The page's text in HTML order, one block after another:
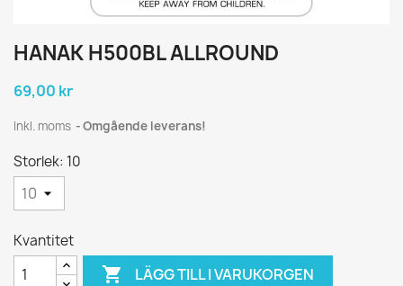
HANAK H500BL ALLROUND
69,00 kr
Inkl. moms Omgående leverans!
Storlek: 10
Kvantitet
 LÄGG TILL I VARUKORGEN